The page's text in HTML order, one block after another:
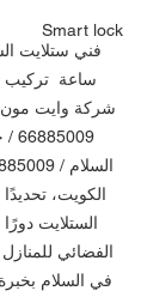
Smart lock
ساعة  تركيب
شركة وايت مون
الكويت،
الستلايت
الفضائي
في السلام